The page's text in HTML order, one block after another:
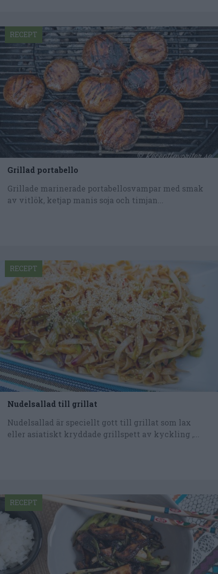
Grillad portabello
Grillade marinerade portabellosvampar med smak
av vitlök, ketjap manis soja och timjan...
RECEPT
Nudelsallad till grillat
Nudelsallad är speciellt gott till grillat som lax
eller asiatiskt kryddade grillspett av kyckling ,...
RECEPT
RECEPT